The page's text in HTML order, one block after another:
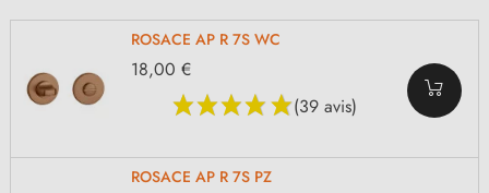
ROSACE AP R 7S WC
(39 avis)
18,00 €
ROSACE AP R 7S PZ